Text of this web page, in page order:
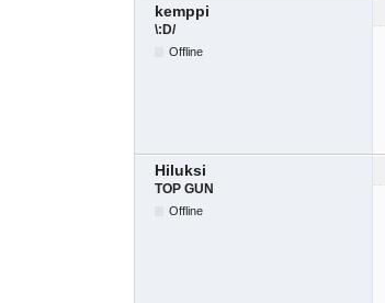
kemppi
\:D/
Offline
Hiluksi
TOP GUN
Offline